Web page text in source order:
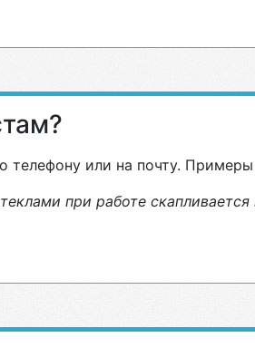
или на почту.
при работе скапливается